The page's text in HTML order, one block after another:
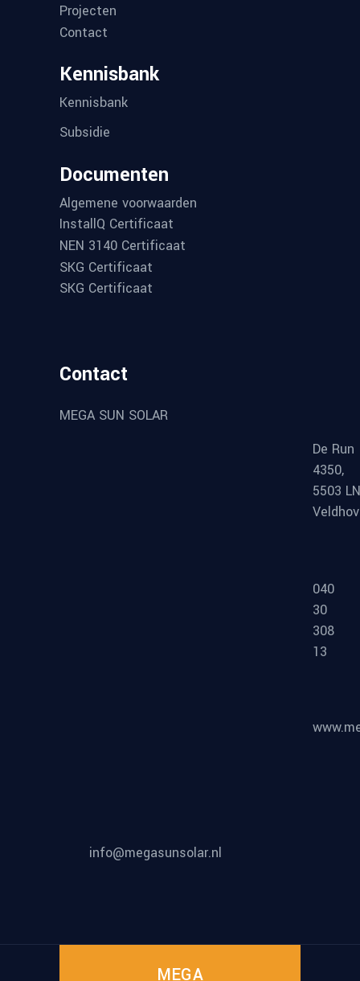
Projecten
Contact
Kennisbank
Kennisbank
Subsidie
Documenten
Algemene voorwaarden
InstallQ Certificaat
NEN 3140 Certificaat
SKG Certificaat
SKG Certificaat
Contact
MEGA SUN SOLAR
De Run
4350,
5503 LN
040
30
308
13
info@megasunsolar.nl
MEGA